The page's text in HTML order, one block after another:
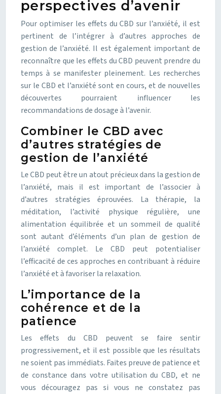
perspectives d’avenir
Pour optimiser les effets du CBD sur l’anxiété, il est
pertinent de l’intégrer à d’autres approches de
gestion de l’anxiété. Il est également important de
reconnaître que les effets du CBD peuvent prendre du
temps à se manifester pleinement. Les recherches
sur le CBD et l’anxiété sont en cours, et de nouvelles
découvertes pourraient influencer les
recommandations de dosage à l’avenir.
Combiner le CBD avec
d’autres stratégies de
gestion de l’anxiété
Le CBD peut être un atout précieux dans la gestion de
l’anxiété, mais il est important de l’associer à
d’autres stratégies éprouvées. La thérapie, la
méditation, l’activité physique régulière, une
alimentation équilibrée et un sommeil de qualité
sont autant d’éléments d’un plan de gestion de
l’anxiété complet. Le CBD peut potentialiser
l’efficacité de ces approches en contribuant à réduire
l’anxiété et à favoriser la relaxation.
L’importance de la
cohérence et de la
patience
Les effets du CBD peuvent se faire sentir
progressivement, et il est possible que les résultats
ne soient pas immédiats. Faites preuve de patience et
de constance dans votre utilisation du CBD, et ne
vous découragez pas si vous ne constatez pas